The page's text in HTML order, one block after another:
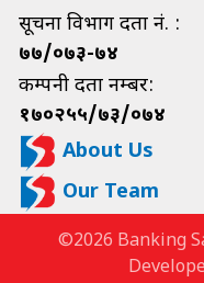
सूचना विभाग दर्ता नं. :
७७/०७३-७४
कम्पनी दर्ता नम्बर:
१७०२५५/७३/०७४
About Us
Our Team
©2026 Banking